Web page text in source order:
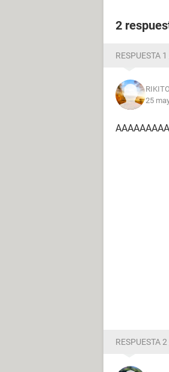
2
RESPUESTA
RIKITO
25
RESPUESTA